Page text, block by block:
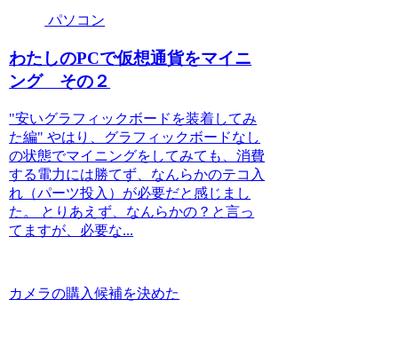
パソコン
わたしのPCで仮想通貨をマイニ
ング その２
"安いグラフィックボードを装着してみ
た編" やはり、グラフィックボードなし
の状態でマイニングをしてみても、消費
する電力には勝てず、なんらかのテコ入
れ（パーツ投入）が必要だと感じまし
た。 とりあえず、なんらかの？と言っ
てますが、必要な...
カメラの購入候補を決めた